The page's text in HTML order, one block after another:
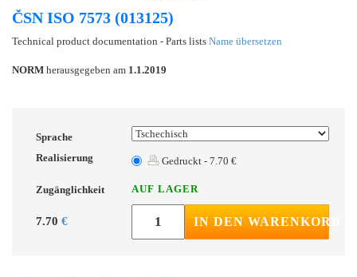
ČSN ISO 7573 (013125)
Technical product documentation - Parts lists Name übersetzen
NORM herausgegeben am 1.1.2019
Sprache
Realisierung
Gedruckt - 7.70 €
Zugänglichkeit AUF LAGER
7.70 € IN DEN WARENKORB